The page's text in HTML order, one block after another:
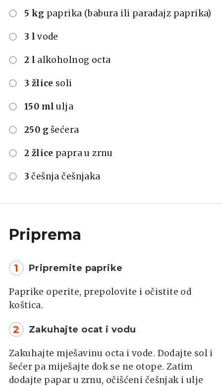
5 kg paprika (babura ili paradajz paprika)
3 l vode
2 l alkoholnog octa
3 žlice soli
150 ml ulja
250 g šećera
2 žlice papra u zrnu
3 češnja češnjaka
Priprema
1 Pripremite paprike
Paprike operite, prepolovite i očistite od
koštica.
2 Zakuhajte ocat i vodu
Zakuhajte mješavinu octa i vode. Dodajte sol i
šećer pa miješajte dok se ne otope. Zatim
dodajte papar u zrnu, očišćeni češnjak i ulje